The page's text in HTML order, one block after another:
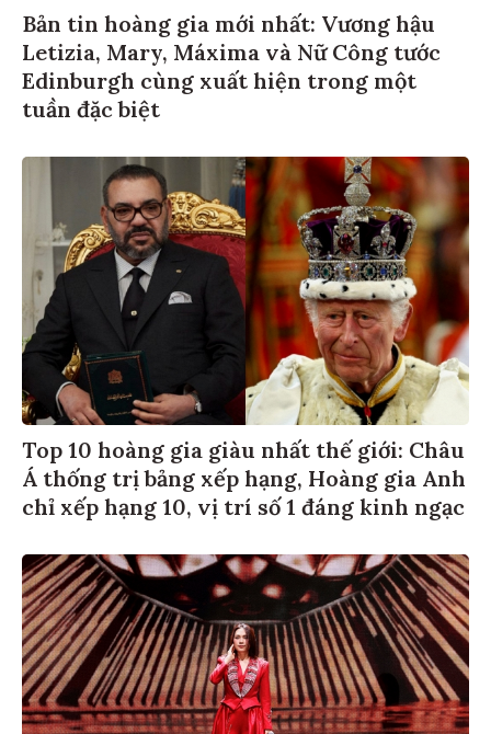
Bản tin hoàng gia mới nhất: Vương hậu
Letizia, Mary, Máxima và Nữ Công tước
Edinburgh cùng xuất hiện trong một
tuần đặc biệt
Top 10 hoàng gia giàu nhất thế giới: Châu
Á thống trị bảng xếp hạng, Hoàng gia Anh
chỉ xếp hạng 10, vị trí số 1 đáng kinh ngạc